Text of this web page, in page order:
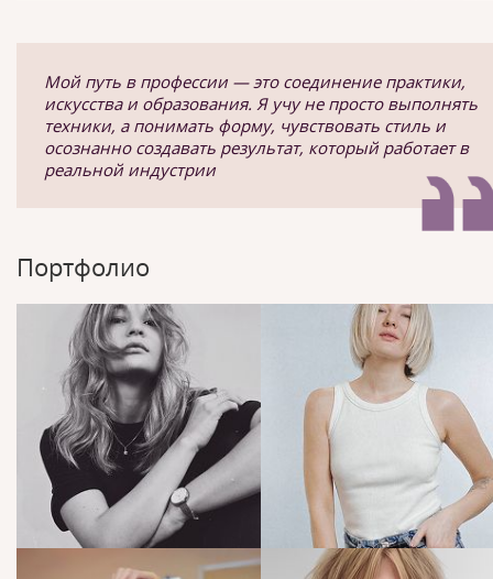
Мой путь в профессии — это соединение практики,
искусства и образования. Я учу не просто выполнять
техники, а понимать форму, чувствовать стиль и
осознанно создавать результат, который работает в
реальной индустрии
Портфолио